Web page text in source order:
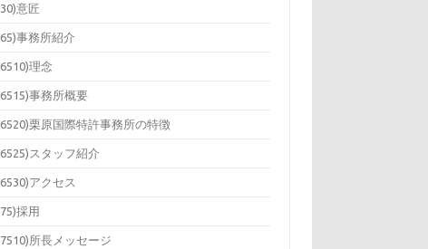
30)意匠
65)事務所紹介
6510)理念
6515)事務所概要
6520)栗原国際特許事務所の特徴
6525)スタッフ紹介
6530)アクセス
75)採用
7510)所長メッセージ